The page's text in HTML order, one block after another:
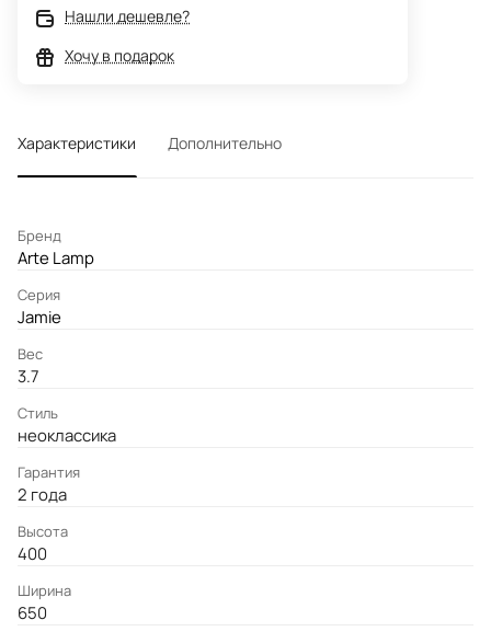
Нашли дешевле?
Хочу в подарок
Характеристики Дополнительно
Бренд
Arte Lamp
Серия
Jamie
Вес
3.7
Стиль
неоклассика
Гарантия
2 года
Высота
400
Ширина
650